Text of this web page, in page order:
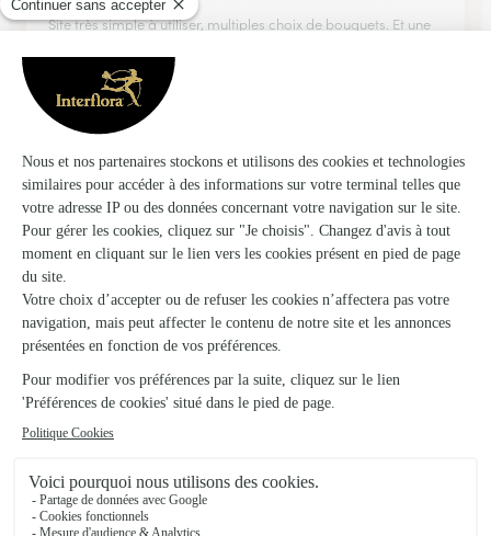
Site très simple à utiliser, multiples choix de bouquets. Et une
toujours satisfaite
28/02/2026
Trustpilot Échantillon d'avis clients fourni via Trustpilot.Voir tous
les avis de la marque Interflora sur Trustpilot
Livraison de fleurs à Bretagne-
d’Armagnac et autour : les villes proches
couvertes par le réseau Interflora
FLEURISTES Eauze